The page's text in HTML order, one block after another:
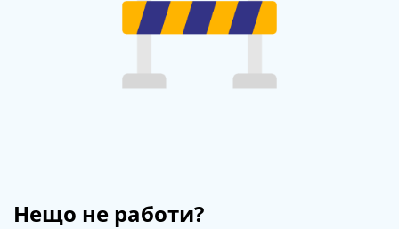
Нещо не работи?